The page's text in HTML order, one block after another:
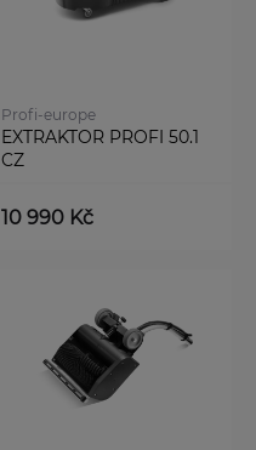
Profi-europe
EXTRAKTOR PROFI 50.1
CZ
10 990 Kč